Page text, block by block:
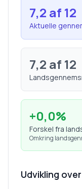
7,2 af 12
Aktuelle
7,2 af 12
+0,0%
Forskel fra
Omkring
Udvikling